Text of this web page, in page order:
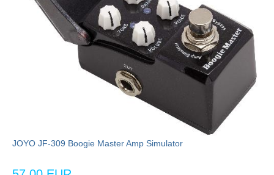
JOYO JF-309 Boogie Master Amp Simulator